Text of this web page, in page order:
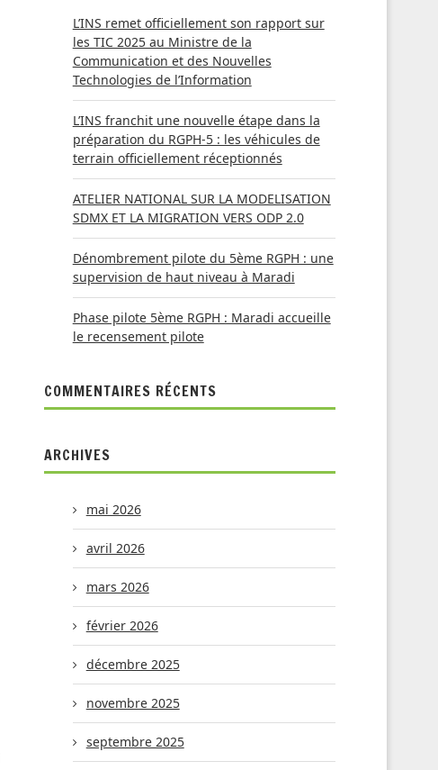
L’INS remet officiellement son rapport sur
les TIC 2025 au Ministre de la
Communication et des Nouvelles
Technologies de l’Information
L’INS franchit une nouvelle étape dans la
préparation du RGPH-5 : les véhicules de
terrain officiellement réceptionnés
ATELIER NATIONAL SUR LA MODELISATION
SDMX ET LA MIGRATION VERS ODP 2.0
Dénombrement pilote du 5ème RGPH : une
supervision de haut niveau à Maradi
Phase pilote 5ème RGPH : Maradi accueille
le recensement pilote
COMMENTAIRES RÉCENTS
ARCHIVES
mai 2026
avril 2026
mars 2026
février 2026
décembre 2025
novembre 2025
septembre 2025